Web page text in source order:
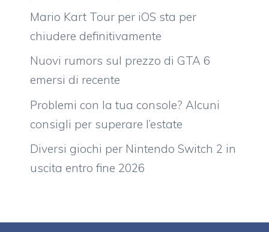
Mario Kart Tour per iOS sta per
chiudere definitivamente
Nuovi rumors sul prezzo di GTA 6
emersi di recente
Problemi con la tua console? Alcuni
consigli per superare l’estate
Diversi giochi per Nintendo Switch 2 in
uscita entro fine 2026